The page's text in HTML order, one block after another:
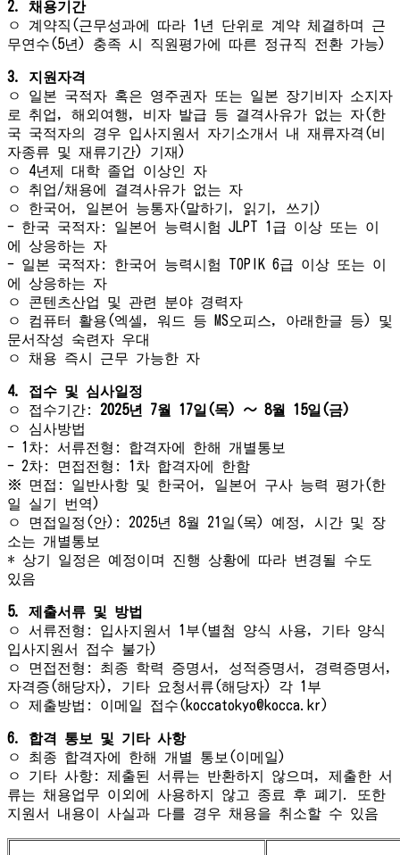
2. 채용기간
ㅇ 계약직(근무성과에 따라 1년 단위로 계약 체결하며 근
무연수(5년) 충족 시 직원평가에 따른 정규직 전환 가능)
3. 지원자격
ㅇ 일본 국적자 혹은 영주권자 또는 일본 장기비자 소지자
로 취업, 해외여행, 비자 발급 등 결격사유가 없는 자(한
국 국적자의 경우 입사지원서 자기소개서 내 재류자격(비
자종류 및 재류기간) 기재)
ㅇ 4년제 대학 졸업 이상인 자
ㅇ 취업/채용에 결격사유가 없는 자
ㅇ 한국어, 일본어 능통자(말하기, 읽기, 쓰기)
- 한국 국적자: 일본어 능력시험 JLPT 1급 이상 또는 이
에 상응하는 자
- 일본 국적자: 한국어 능력시험 TOPIK 6급 이상 또는 이
에 상응하는 자
ㅇ 콘텐츠산업 및 관련 분야 경력자
ㅇ 컴퓨터 활용(엑셀, 워드 등 MS오피스, 아래한글 등) 및
문서작성 숙련자 우대
ㅇ 채용 즉시 근무 가능한 자
4. 접수 및 심사일정
ㅇ 접수기간: 2025년 7월 17일(목) ～ 8월 15일(금)
ㅇ 심사방법
- 1차: 서류전형: 합격자에 한해 개별통보
- 2차: 면접전형: 1차 합격자에 한함
※ 면접: 일반사항 및 한국어, 일본어 구사 능력 평가(한
일 실기 번역)
ㅇ 면접일정(안): 2025년 8월 21일(목) 예정, 시간 및 장
소는 개별통보
* 상기 일정은 예정이며 진행 상황에 따라 변경될 수도
있음
5. 제출서류 및 방법
ㅇ 서류전형: 입사지원서 1부(별첨 양식 사용, 기타 양식
입사지원서 접수 불가)
ㅇ 면접전형: 최종 학력 증명서, 성적증명서, 경력증명서,
자격증(해당자), 기타 요청서류(해당자) 각 1부
ㅇ 제출방법: 이메일 접수(koccatokyo@kocca.kr)
6. 합격 통보 및 기타 사항
ㅇ 최종 합격자에 한해 개별 통보(이메일)
ㅇ 기타 사항: 제출된 서류는 반환하지 않으며, 제출한 서
류는 채용업무 이외에 사용하지 않고 종료 후 폐기. 또한
지원서 내용이 사실과 다를 경우 채용을 취소할 수 있음